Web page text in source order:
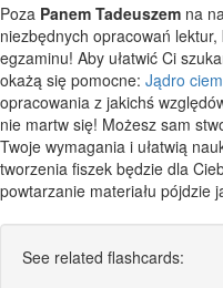
Poza Panem Tadeuszem na
niezbędnych opracowań
egzaminu! Aby ułatwić Ci
okażą się pomocne: Jądro
opracowania z jakichś
nie martw się! Możesz sam
Twoje wymagania i ułatwią
tworzenia fiszek będzie dla
powtarzanie materiału pójdzie
See related flashcards: